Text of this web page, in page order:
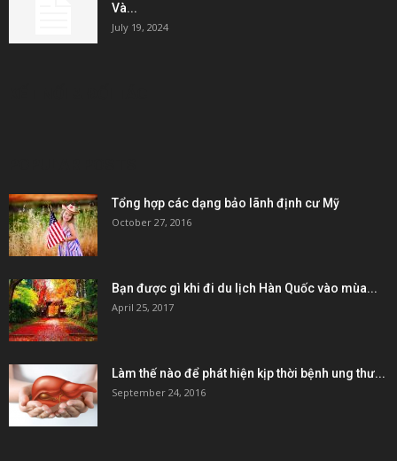
Và...
July 19, 2024
Tổng hợp các dạng bảo lãnh định cư Mỹ
October 27, 2016
Bạn được gì khi đi du lịch Hàn Quốc vào mùa...
April 25, 2017
Làm thế nào để phát hiện kịp thời bệnh ung thư...
September 24, 2016